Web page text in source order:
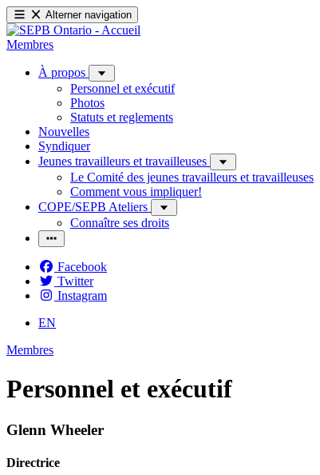
Alterner navigation
Membres
À propos
Personnel et exécutif
Photos
Statuts et reglements
Nouvelles
Syndiquer
Jeunes travailleurs et travailleuses
Le Comité des jeunes travailleurs et travailleuses
Comment vous impliquer!
COPE/SEPB Ateliers
Connaître ses droits
Facebook
Twitter
Instagram
EN
Membres
Personnel et exécutif
Glenn Wheeler
Directrice